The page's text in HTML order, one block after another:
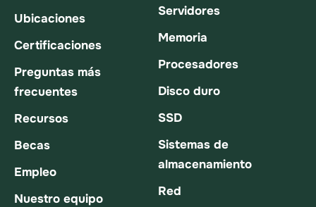
Ubicaciones
Certificaciones
Preguntas más
frecuentes
Recursos
Becas
Empleo
Nuestro equipo
Servidores
Memoria
Procesadores
Disco duro
SSD
Sistemas de
almacenamiento
Red